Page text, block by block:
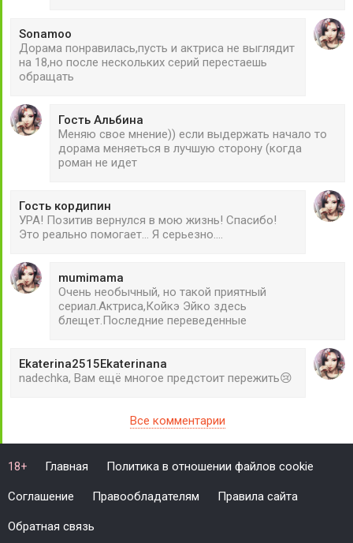
Sonamoo
Дорама понравилась,пусть и актриса не выглядит
на 18,но после нескольких серий перестаешь
обращать
Гость Альбина
Меняю свое мнение)) если выдержать начало то
дорама меняеться в лучшую сторону (когда
роман не идет
Гость кордипин
УРА! Позитив вернулся в мою жизнь! Спасибо!
Это реально помогает... Я серьезно....
mumimama
Очень необычный, но такой приятный
сериал.Актриса,Койкэ Эйко здесь
блещет.Последние переведенные
Ekaterina2515Ekaterinana
nadechka, Вам ещё многое предстоит пережить😢
Все комментарии
18+ Главная Политика в отношении файлов cookie
Соглашение Правообладателям Правила сайта
Обратная связь